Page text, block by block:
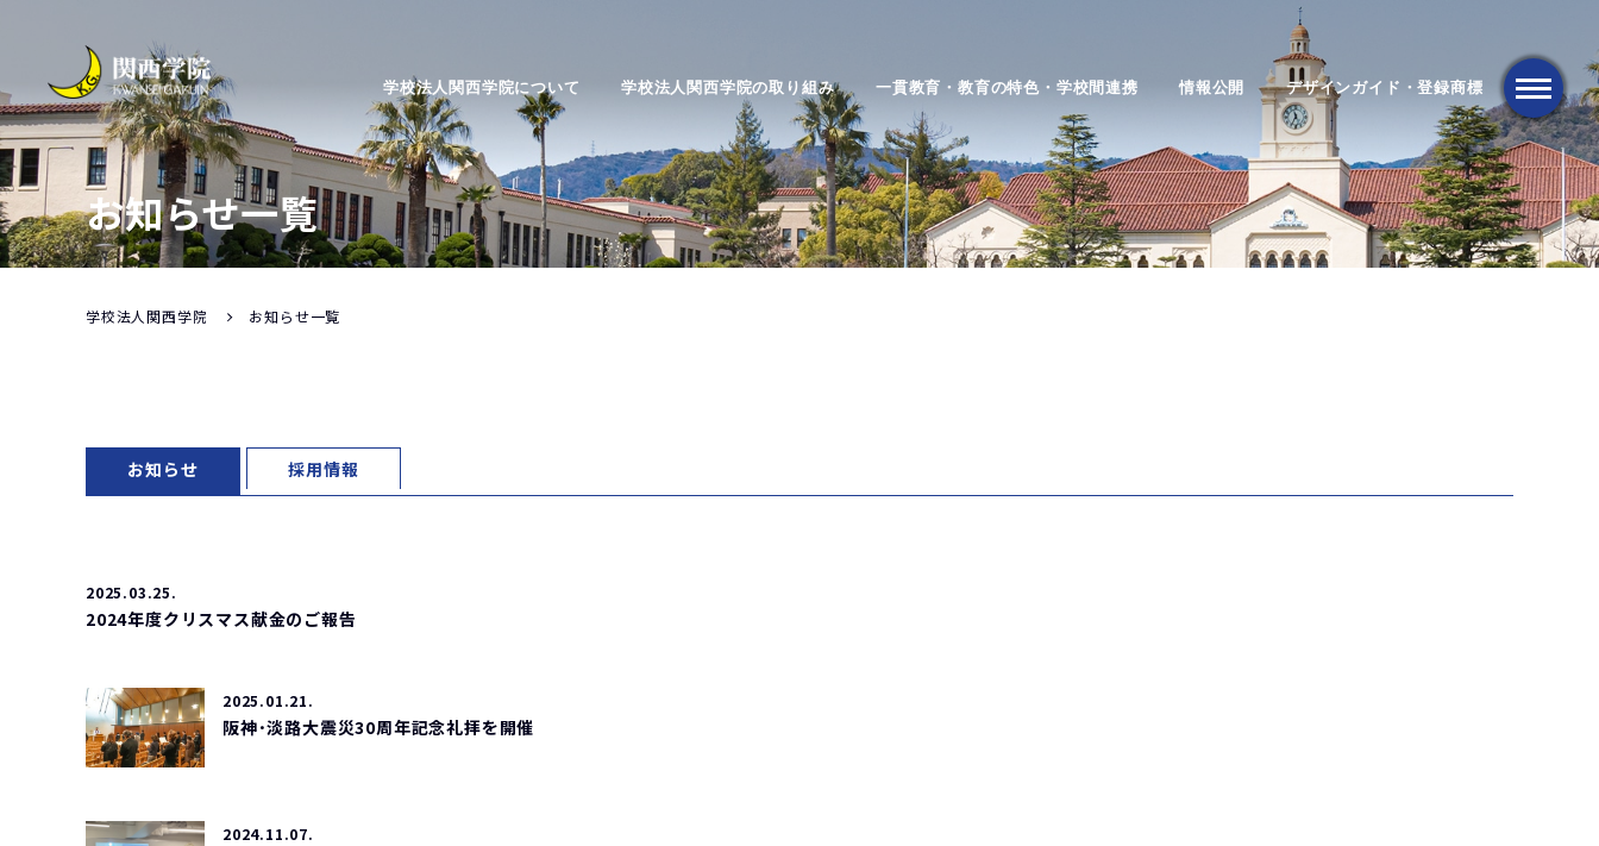
学校法人関西学院について 学校法人関西学院の取り組み 一貫教育・教育の特色・学校間連携 情報公開 デザインガイド・登録商標
メニュー
お知らせ一覧
学校法人関西学院 お知らせ一覧
お知らせ 採用情報
2025.03.25.
2024年度クリスマス献金のご報告
2025.01.21.
阪神･淡路大震災30周年記念礼拝を開催
2024.11.07.